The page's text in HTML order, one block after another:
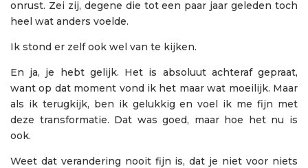
onrust. Zei zij, degene die tot een paar jaar geleden toch
heel wat anders voelde.
Ik stond er zelf ook wel van te kijken.
En ja, je hebt gelijk. Het is absoluut achteraf gepraat,
want op dat moment vond ik het maar wat moeilijk. Maar
als ik terugkijk, ben ik gelukkig en voel ik me fijn met
deze transformatie. Dat was goed, maar hoe het nu is
ook.
Weet dat verandering nooit fijn is, dat je niet voor niets